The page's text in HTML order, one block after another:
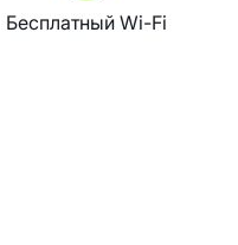
Бесплатный Wi-Fi